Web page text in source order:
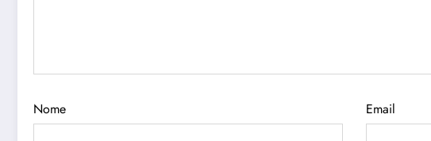
Nome Email